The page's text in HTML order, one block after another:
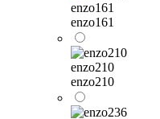
enzo161
enzo161
enzo210
enzo210